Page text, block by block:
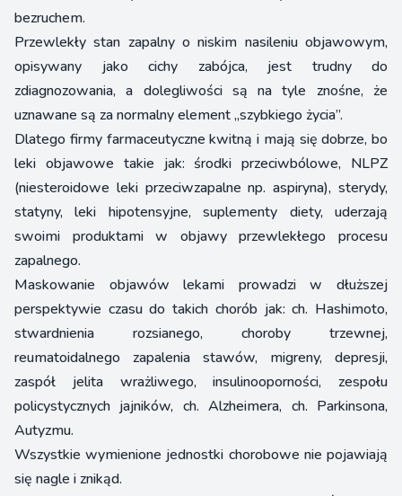
bezruchem.
Przewlekły stan zapalny o niskim nasileniu objawowym,
opisywany jako cichy zabójca, jest trudny do
zdiagnozowania, a dolegliwości są na tyle znośne, że
uznawane są za normalny element „szybkiego życia”.
Dlatego firmy farmaceutyczne kwitną i mają się dobrze, bo
leki objawowe takie jak: środki przeciwbólowe, NLPZ
(niesteroidowe leki przeciwzapalne np. aspiryna), sterydy,
statyny, leki hipotensyjne, suplementy diety, uderzają
swoimi produktami w objawy przewlekłego procesu
zapalnego.
Maskowanie objawów lekami prowadzi w dłuższej
perspektywie czasu do takich chorób jak: ch. Hashimoto,
stwardnienia rozsianego, choroby trzewnej,
reumatoidalnego zapalenia stawów, migreny, depresji,
zaspół jelita wrażliwego, insulinooporności, zespołu
policystycznych jajników, ch. Alzheimera, ch. Parkinsona,
Autyzmu.
Wszystkie wymienione jednostki chorobowe nie pojawiają
się nagle i znikąd.